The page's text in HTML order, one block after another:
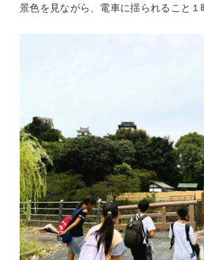
景色を見ながら、電車に揺られること１